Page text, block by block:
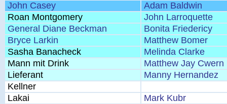
John Casey
Adam Baldwin
Roan Montgomery
John Larroquette
General Diane Beckman
Bonita Friedericy
Bryce Larkin
Matthew Bomer
Sasha Banacheck
Melinda Clarke
Mann mit Drink
Matthew Jay Cwern
Lieferant
Manny Hernandez
Kellner
Lakai
Mark Kubr